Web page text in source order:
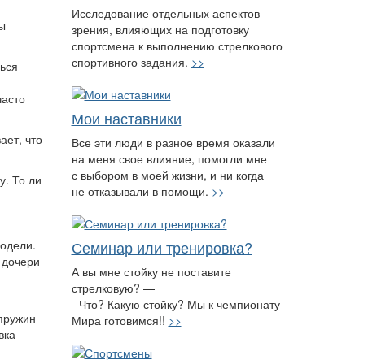
что
То ли
Исследование отдельных аспектов
зрения, влияющих на подготовку
спортсмена к выполнению стрелкового
спортивного задания. >>
Мои наставники
Все эти люди в разное время оказали
на меня свое влияние, помогли мне
с выбором в моей жизни, и ни когда
не отказывали в помощи. >>
Семинар или тренировка?
А вы мне стойку не поставите
стрелковую? —
- Что? Какую стойку? Мы к чемпионату
Мира готовимся!! >>